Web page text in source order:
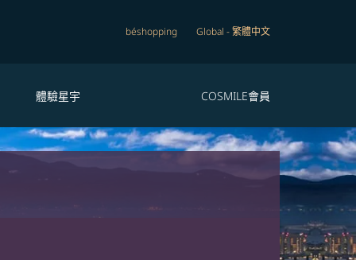
béshopping Global -繁體中文
體驗星宇 COSMILE會員